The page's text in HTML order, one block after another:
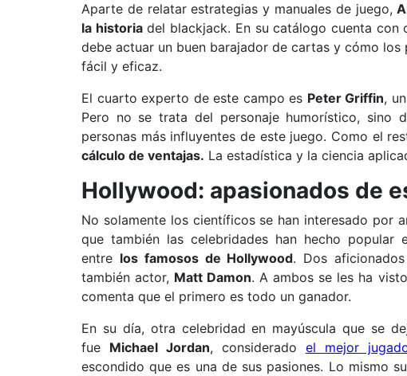
Aparte de relatar estrategias y manuales de juego,
la historiadel blackjack. En su catálogo cuenta con
debe actuar un buen barajador de cartas y cómo
fácil y eficaz.
El cuarto experto de este campo es Peter Griffin,
Pero no se trata del personaje humorístico, sino
personas más influyentes de este juego. Como el
cálculo de ventajas. La estadística y la ciencia
Hollywood: apasionados de
No solamente los científicos se han interesado por
que también las celebridades han hecho
entre los famosos de Hollywood. Dos
también actor, Matt Damon. A ambos se les ha
comenta que el primero es todo un ganador.
En su día, otra celebridad en mayúscula que se
fue Michael Jordan, considerado el mejor
escondido que es una de sus pasiones. Lo mismo